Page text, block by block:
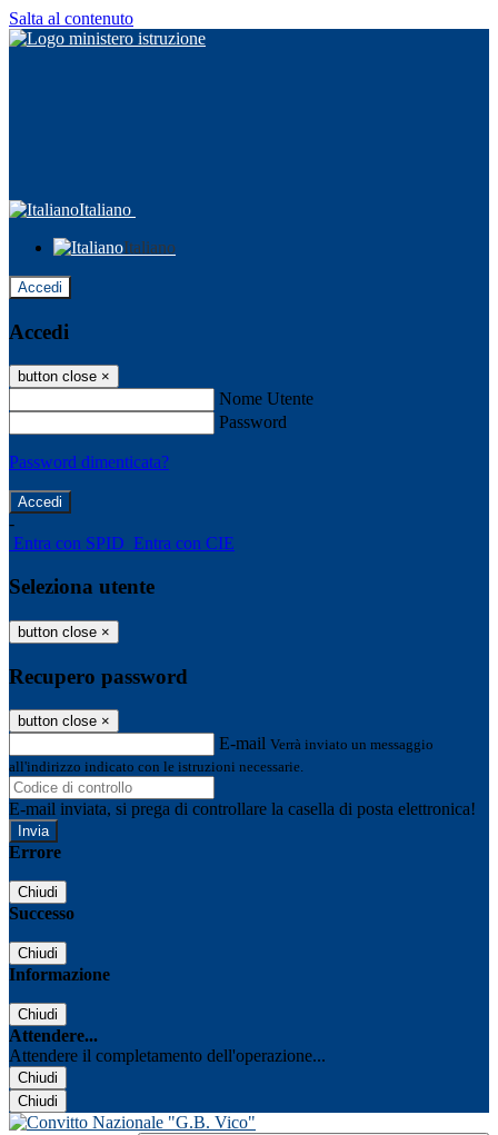
Salta al contenuto
Italiano
Italiano
Accedi
Accedi
button close ×
Nome Utente
Password
Password dimenticata?
-
Entra con SPID Entra con CIE
Seleziona utente
button close ×
Recupero password
button close ×
E-mail Verrà inviato un messaggio
all'indirizzo indicato con le istruzioni necessarie.
E-mail inviata, si prega di controllare la casella di posta elettronica!
Errore
Chiudi
Successo
Chiudi
Informazione
Chiudi
Attendere...
Attendere il completamento dell'operazione...
Chiudi
Chiudi